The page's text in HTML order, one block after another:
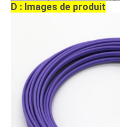
D : Images de produit